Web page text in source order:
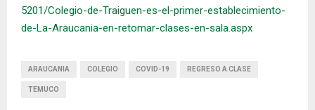
5201/Colegio-de-Traiguen-es-el-primer-establecimiento-
de-La-Araucania-en-retomar-clases-en-sala.aspx
ARAUCANIA COLEGIO COVID-19 REGRESO A CLASE
TEMUCO